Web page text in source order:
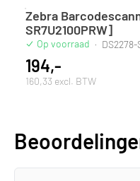
Zebra
SR7U2100PRW]
Op voorraad · DS2278-
194,-
160,33 excl. BTW